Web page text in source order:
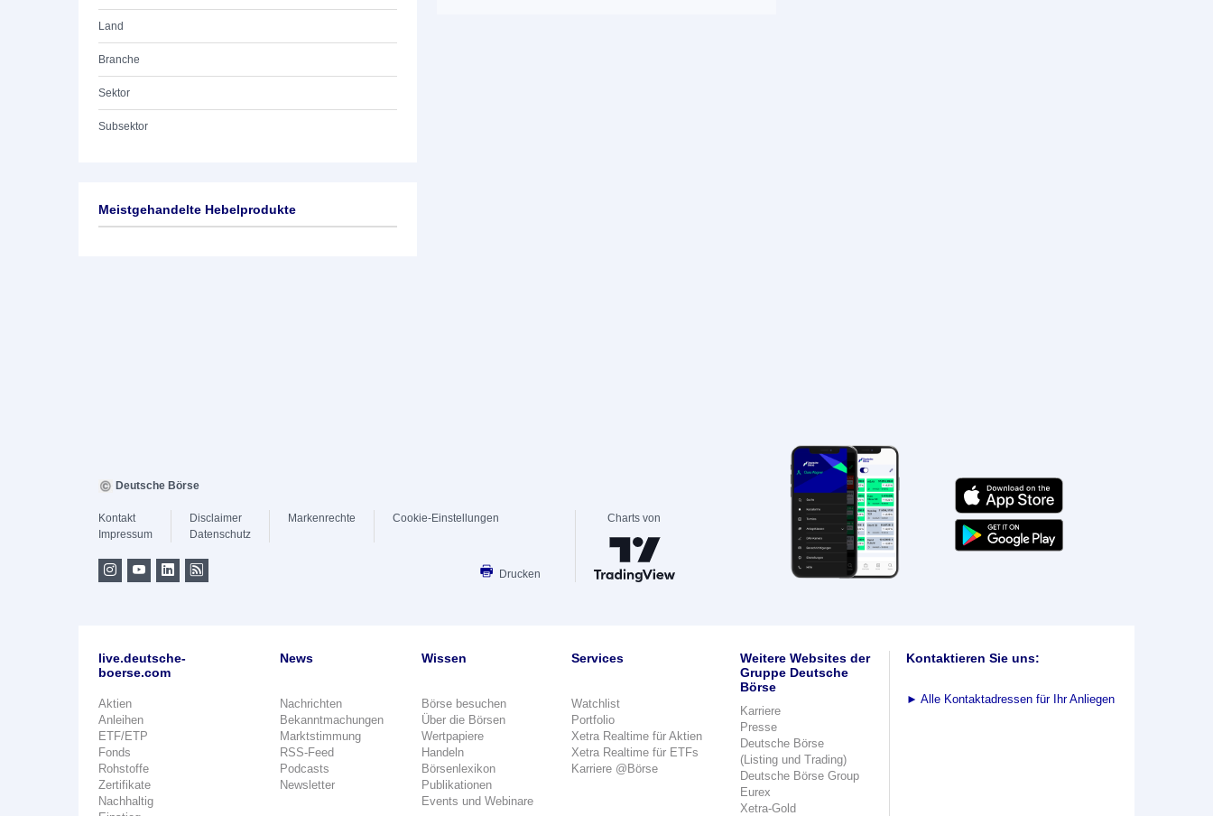
Land
Branche
Sektor
Subsektor
Meistgehandelte Hebelprodukte
Deutsche Börse
Kontakt
Impressum
Disclaimer
Datenschutz
Markenrechte Cookie-Einstellungen
Drucken
Charts von
live.deutsche-
boerse.com
Aktien
Anleihen
ETF/ETP
Fonds
Rohstoffe
Zertifikate
Nachhaltig
News
Nachrichten
Bekanntmachungen
Marktstimmung
RSS-Feed
Podcasts
Newsletter
Wissen
Börse besuchen
Über die Börsen
Wertpapiere
Handeln
Börsenlexikon
Publikationen
Events und Webinare
Services
Watchlist
Portfolio
Xetra Realtime für Aktien
Xetra Realtime für ETFs
Karriere @Börse
Weitere Websites der
Gruppe Deutsche
Börse
Karriere
Presse
Deutsche Börse
(Listing und Trading)
Deutsche Börse Group
Eurex
Xetra-Gold
Kontaktieren Sie uns:
► Alle Kontaktadressen für Ihr Anliegen